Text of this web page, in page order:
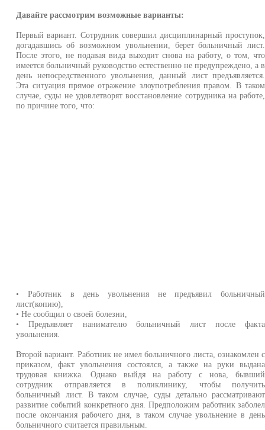
Давайте рассмотрим возможные варианты:
Первый вариант. Сотрудник совершил дисциплинарный проступок,
догадавшись об возможном увольнении, берет больничный лист.
После этого, не подавая вида выходит снова на работу, о том, что
имеется больничный руководство естественно не предупреждено, а в
день непосредственного увольнения, данный лист предъявляется.
Эта ситуация прямое отражение злоупотребления правом. В таком
случае, суды не удовлетворят восстановление сотрудника на работе,
по причине того, что:
• Работник в день увольнения не предъявил больничный
лист(копию),
• Не сообщил о своей болезни,
• Предъявляет нанимателю больничный лист после факта
увольнения.
Второй вариант. Работник не имел больничного листа, ознакомлен с
приказом, факт увольнения состоялся, а также на руки выдана
трудовая книжка. Однако выйдя на работу с нова, бывший
сотрудник отправляется в поликлинику, чтобы получить
больничный лист. В таком случае, суды детально рассматривают
развитие событий конкретного дня. Предположим работник заболел
после окончания рабочего дня, в таком случае увольнение в день
больничного считается правильным.